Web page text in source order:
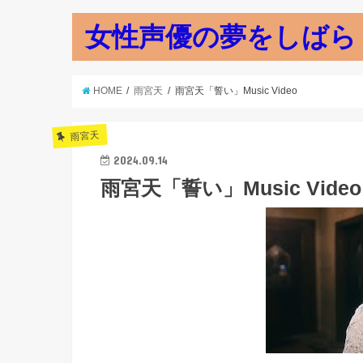
女性声優の夢をしば
HOME 雨宮天 雨宮天「誓い」Music Video
雨宮天
2024.09.14
雨宮天「誓い」Music Video